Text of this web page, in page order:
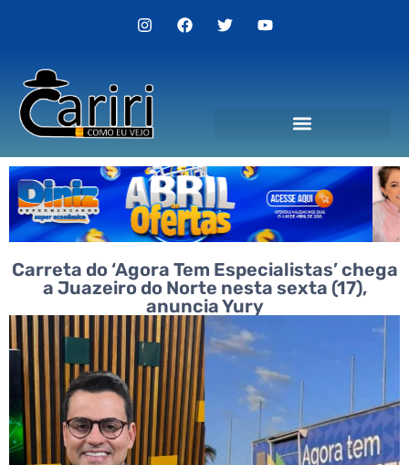
Carreta do ‘Agora Tem Especialistas’ chega
a Juazeiro do Norte nesta sexta (17),
anuncia Yury